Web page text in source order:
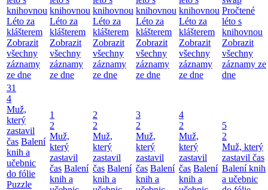
knihovnou
Léto za
klášterem
Zobrazit
všechny
záznamy
ze dne
knihovnou
Léto za
klášterem
Zobrazit
všechny
záznamy
ze dne
knihovnou
Léto za
klášterem
Zobrazit
všechny
záznamy
ze dne
knihovnou
Léto za
klášterem
Zobrazit
všechny
záznamy
ze dne
knihovnou
Léto za
klášterem
Zobrazit
všechny
záznamy
ze dne
Pročtené
léto s
knihovnou
Zobrazit
všechny
záznamy ze
dne
31
4
Muž,
který
zastavil
čas Balení
knih a
učebnic
do fólie
Puzzle
1
2
Muž,
který
zastavil
čas Balení
knih a
2
2
Muž,
který
zastavil
čas Balení
knih a
3
2
Muž,
který
zastavil
čas Balení
knih a
4
2
Muž,
který
zastavil
čas Balení
knih a
5
2
Muž, který
zastavil čas
Balení knih
a učebnic